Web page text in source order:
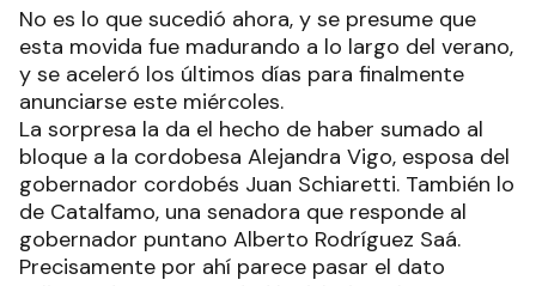
No es lo que sucedió ahora, y se presume que
esta movida fue madurando a lo largo del verano,
y se aceleró los últimos días para finalmente
anunciarse este miércoles.
La sorpresa la da el hecho de haber sumado al
bloque a la cordobesa Alejandra Vigo, esposa del
gobernador cordobés Juan Schiaretti. También lo
de Catalfamo, una senadora que responde al
gobernador puntano Alberto Rodríguez Saá.
Precisamente por ahí parece pasar el dato